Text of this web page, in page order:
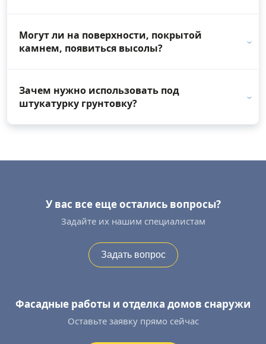
Могут ли на поверхности, покрытой
камнем, появиться высолы?
Зачем нужно использовать под
штукатурку грунтовку?
У вас все еще остались вопросы?
Задайте их нашим специалистам
Задать вопрос
Фасадные работы и отделка домов снаружи
Оставьте заявку прямо сейчас